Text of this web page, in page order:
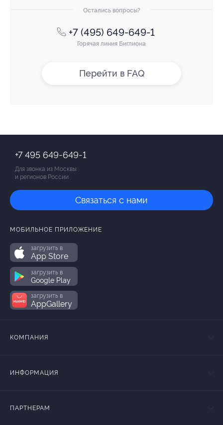
Остались вопросы?
+7 (495) 649-649-1
Горячая линия Биглиона
Перейти в FAQ
+7 495 649-649-1
Для звонка из Москвы
и регионов России
Связаться с нами
МОБИЛЬНОЕ ПРИЛОЖЕНИЕ
загрузить в
App Store
загрузить в
Google Play
загрузить в
AppGallery
КОМПАНИЯ
ИНФОРМАЦИЯ
ПАРТНЕРАМ